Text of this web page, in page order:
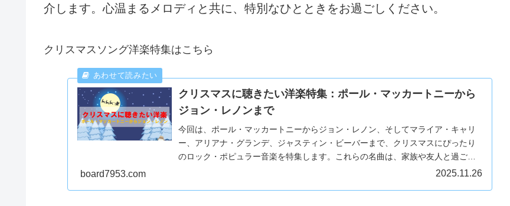
介します。心温まるメロディと共に、特別なひとときをお過ごしください。
クリスマスソング洋楽特集はこちら
クリスマスに聴きたい洋楽特集：ポール・マッカートニーから
ジョン・レノンまで
今回は、ポール・マッカートニーからジョン・レノン、そしてマライア・キャリ
ー、アリアナ・グランデ、ジャスティン・ビーバーまで、クリスマスにぴったり
のロック・ポピュラー音楽を特集します。これらの名曲は、家族や友人と過ごす
board7953.com 2025.11.26